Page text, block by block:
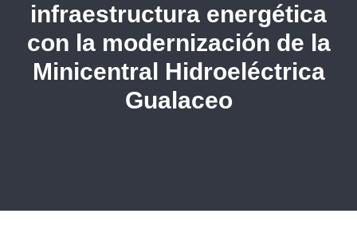
infraestructura energética
con la modernización de la
Minicentral Hidroeléctrica
Gualaceo